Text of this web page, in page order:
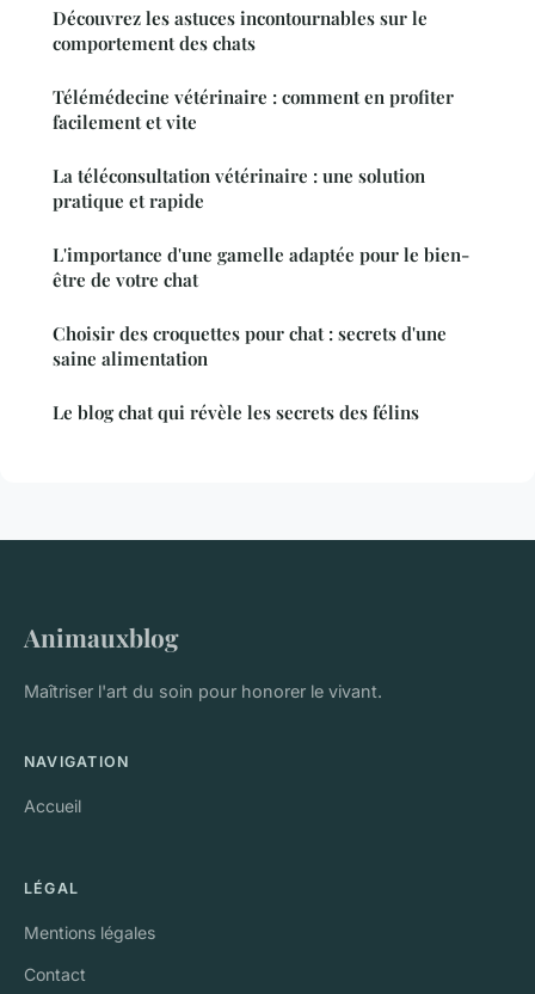
Découvrez les astuces incontournables sur le
comportement des chats
Télémédecine vétérinaire : comment en profiter
facilement et vite
La téléconsultation vétérinaire : une solution
pratique et rapide
L'importance d'une gamelle adaptée pour le bien-
être de votre chat
Choisir des croquettes pour chat : secrets d'une
saine alimentation
Le blog chat qui révèle les secrets des félins
Animauxblog
Maîtriser l'art du soin pour honorer le vivant.
NAVIGATION
Accueil
LÉGAL
Mentions légales
Contact